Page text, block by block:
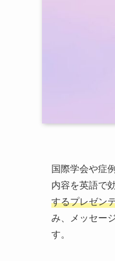
国際学会や症
内容を英語で
するプレゼン
み、メッセー
す。